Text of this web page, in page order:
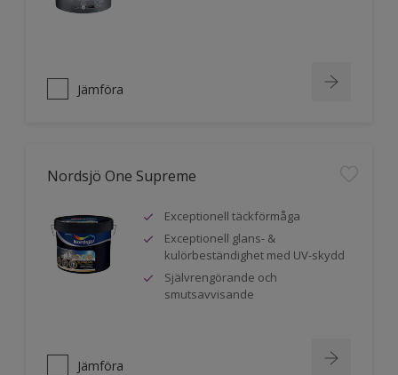
Jämföra
Nordsjö One Supreme
Exceptionell täckförmåga
Exceptionell glans- &
kulörbeständighet med UV-skydd
Självrengörande och
smutsavvisande
Jämföra